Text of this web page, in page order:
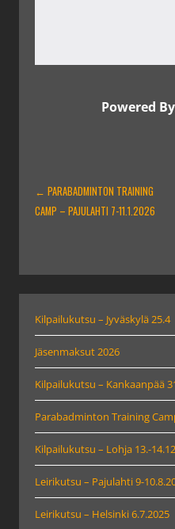
Powered
ARTIKKELIEN
SELAUS
← PARABADMINTON TRAINING
CAMP – PAJULAHTI 7-11.1.2026
Kilpailukutsu – Jyväskylä 25.4
Jäsenmaksut 2026
Kilpailukutsu – Kankaanpää
Parabadminton Training
Kilpailukutsu – Lohja 13.-
Leirikutsu – Pajulahti 9-
Leirikutsu – Helsinki 6.7.2025